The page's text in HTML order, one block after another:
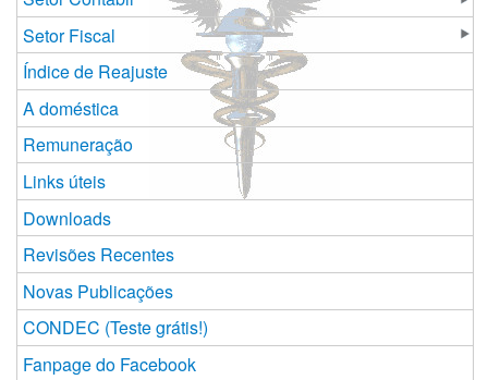
Setor Fiscal
Índice de Reajuste
A doméstica
Remuneração
Links úteis
Downloads
Revisões Recentes
Novas Publicações
CONDEC (Teste grátis!)
Fanpage do Facebook